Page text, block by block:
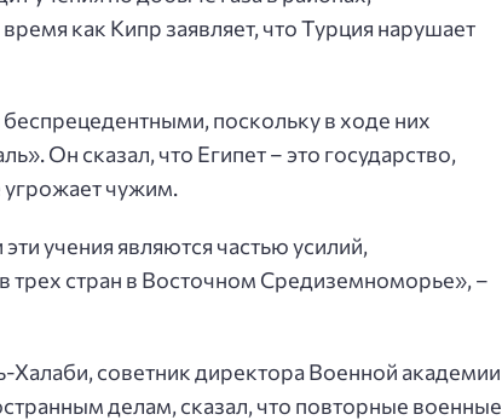
как Кипр заявляет, что Турция нарушает
поскольку в ходе них
Он сказал, что Египет – это государство,
угрожает чужим.
учения являются частью усилий,
трех стран в Восточном Средиземноморье», –
советник директора Военной академии
делам, сказал, что повторные военные